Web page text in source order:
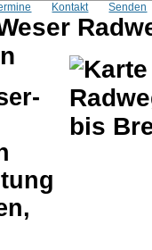
Kontakt Senden